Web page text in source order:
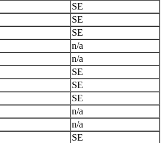
SE
SE
SE
n/a
n/a
SE
SE
SE
n/a
n/a
SE